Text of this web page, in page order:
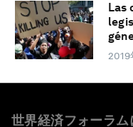
Las
2019
世界経済フォーラム